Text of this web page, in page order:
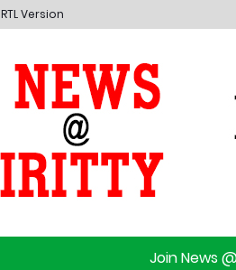
RTL Version
Join News